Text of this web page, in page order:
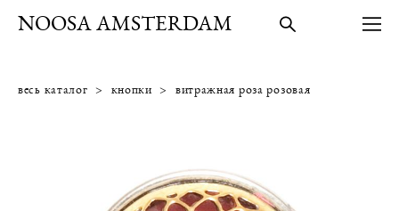
NOOSA AMSTERDAM
весь каталог > кнопки > витражная роза розовая